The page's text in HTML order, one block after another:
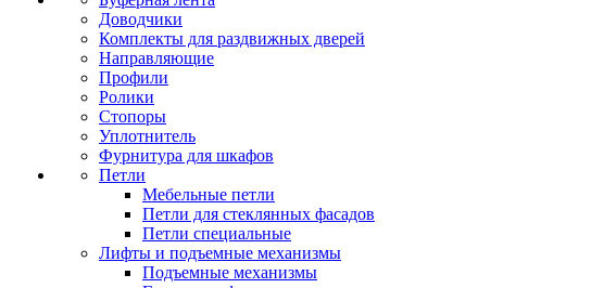
Доводчики
Комплекты для раздвижных дверей
Направляющие
Профили
Ролики
Стопоры
Уплотнитель
Фурнитура для шкафов
Петли
Мебельные петли
Петли для стеклянных фасадов
Петли специальные
Лифты и подъемные механизмы
Подъемные механизмы